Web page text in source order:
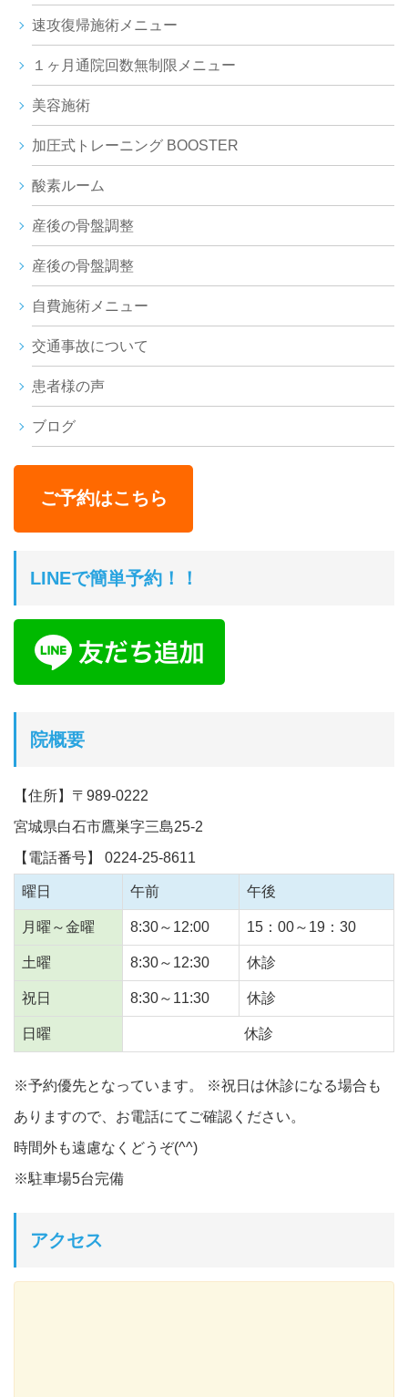
速攻復帰施術メニュー
１ヶ月通院回数無制限メニュー
美容施術
加圧式トレーニング BOOSTER
酸素ルーム
産後の骨盤調整
産後の骨盤調整
自費施術メニュー
交通事故について
患者様の声
ブログ
ご予約はこちら
LINEで簡単予約！！
院概要
【住所】〒989-0222
宮城県白石市鷹巣字三島25-2
【電話番号】 0224-25-8611
曜日 午前 午後
月曜～金曜 8:30～12:00 15：00～19：30
土曜 8:30～12:30 休診
祝日 8:30～11:30 休診
日曜 休診
※予約優先となっています。 ※祝日は休診になる場合も
ありますので、お電話にてご確認ください。
時間外も遠慮なくどうぞ(^^)
※駐車場5台完備
アクセス